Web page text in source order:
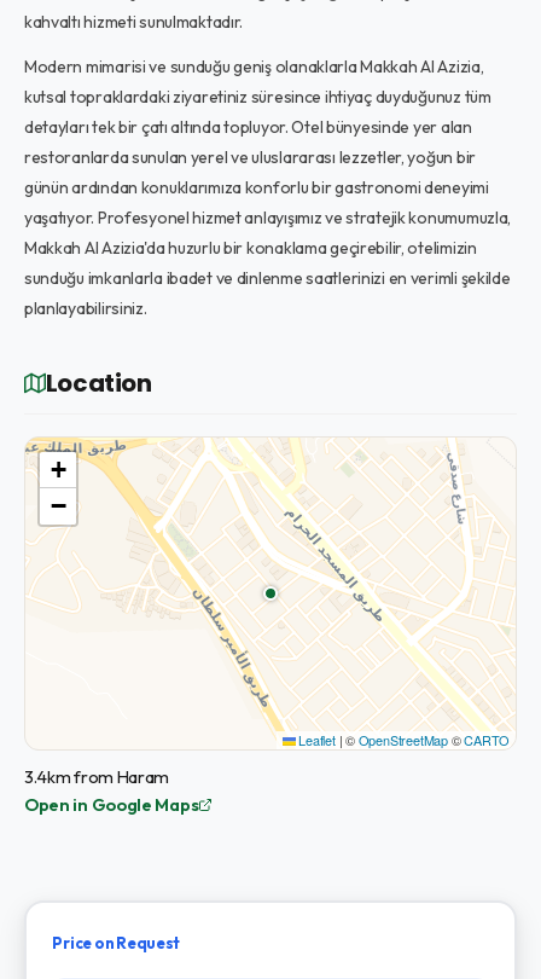
kahvaltı hizmeti sunulmaktadır.
Modern mimarisi ve sunduğu geniş olanaklarla Makkah Al Azizia,
kutsal topraklardaki ziyaretiniz süresince ihtiyaç duyduğunuz tüm
detayları tek bir çatı altında topluyor. Otel bünyesinde yer alan
restoranlarda sunulan yerel ve uluslararası lezzetler, yoğun bir
günün ardından konuklarımıza konforlu bir gastronomi deneyimi
yaşatıyor. Profesyonel hizmet anlayışımız ve stratejik konumumuzla,
Makkah Al Azizia'da huzurlu bir konaklama geçirebilir, otelimizin
sunduğu imkanlarla ibadet ve dinlenme saatlerinizi en verimli şekilde
planlayabilirsiniz.
Location
+
−
Leaflet |©OpenStreetMap©CARTO
3.4km from Haram
Open in Google Maps
Price on Request